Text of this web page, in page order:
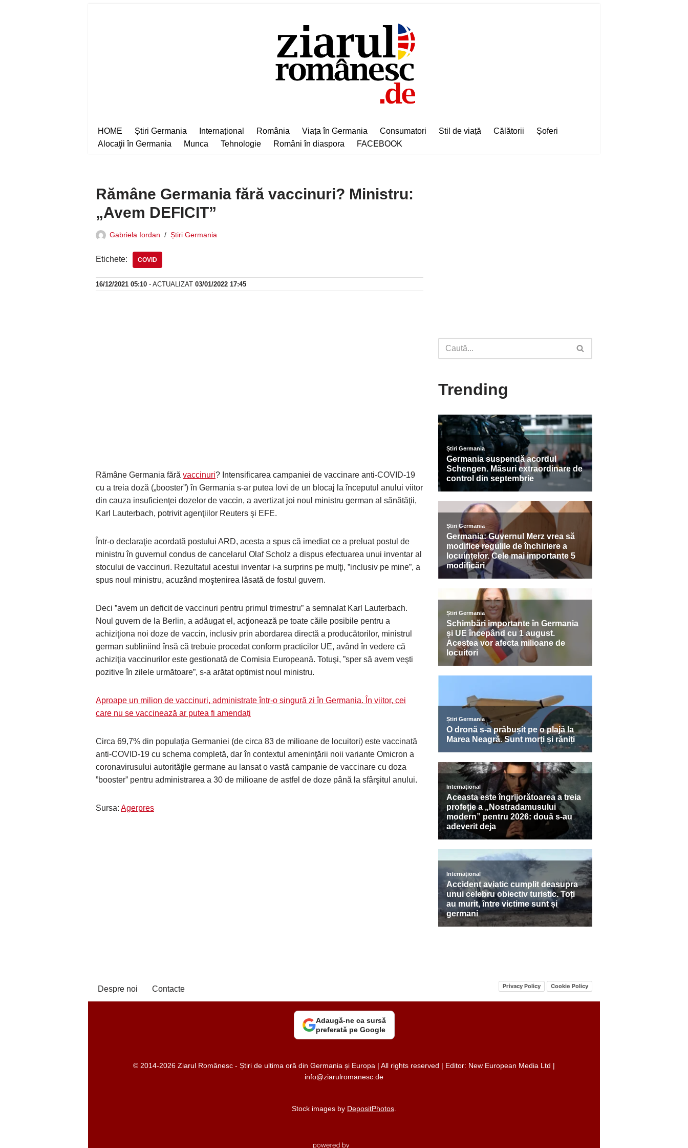
HOME Știri Germania Internațional România Viața în Germania Consumatori Stil de viață Călătorii
Șoferi
Alocaţii în Germania
Munca Tehnologie Români în diaspora FACEBOOK
Rămâne Germania fără vaccinuri? Ministru:
„Avem DEFICIT”
Gabriela Iordan Știri Germania
Etichete: COVID
16/12/2021 05:10 - ACTUALIZAT 03/01/2022 17:45
Rămâne Germania fără vaccinuri? Intensificarea campaniei de vaccinare anti-COVID-19
cu a treia doză („booster”) în Germania s-ar putea lovi de un blocaj la începutul anului viitor
din cauza insuficienţei dozelor de vaccin, a avertizat joi noul ministru german al sănătăţii,
Karl Lauterbach, potrivit agenţiilor Reuters şi EFE.
Într-o declaraţie acordată postului ARD, acesta a spus că imediat ce a preluat postul de
ministru în guvernul condus de cancelarul Olaf Scholz a dispus efectuarea unui inventar al
stocului de vaccinuri. Rezultatul acestui inventar i-a surprins pe mulţi, ”inclusiv pe mine”, a
spus noul ministru, acuzând moştenirea lăsată de fostul guvern.
Deci ”avem un deficit de vaccinuri pentru primul trimestru” a semnalat Karl Lauterbach.
Noul guvern de la Berlin, a adăugat el, acţionează pe toate căile posibile pentru a
achiziţiona noi doze de vaccin, inclusiv prin abordarea directă a producătorilor, ministrul
german subliniind însă că trebuie procedat conform practicilor UE, având în vedere că
achiziţia vaccinurilor este gestionată de Comisia Europeană. Totuşi, ”sper să avem veşti
pozitive în zilele următoare”, s-a arătat optimist noul ministru.
Aproape un milion de vaccinuri, administrate într-o singură zi în Germania. În viitor, cei
care nu se vaccinează ar putea fi amendați
Circa 69,7% din populaţia Germaniei (de circa 83 de milioane de locuitori) este vaccinată
anti-COVID-19 cu schema completă, dar în contextul ameninţării noii variante Omicron a
coronavirusului autorităţile germane au lansat o vastă campanie de vaccinare cu doza
”booster” pentru administrarea a 30 de milioane de astfel de doze până la sfârşitul anului.
Sursa: Agerpres
Trending
Despre noi Contacte Privacy Policy Cookie Policy
Adaugă-ne ca sursă
preferată pe Google
© 2014-2026 Ziarul Românesc - Știri de ultima oră din Germania și Europa | All rights reserved | Editor: New European Media Ltd |
info@ziarulromanesc.de
Stock images by DepositPhotos